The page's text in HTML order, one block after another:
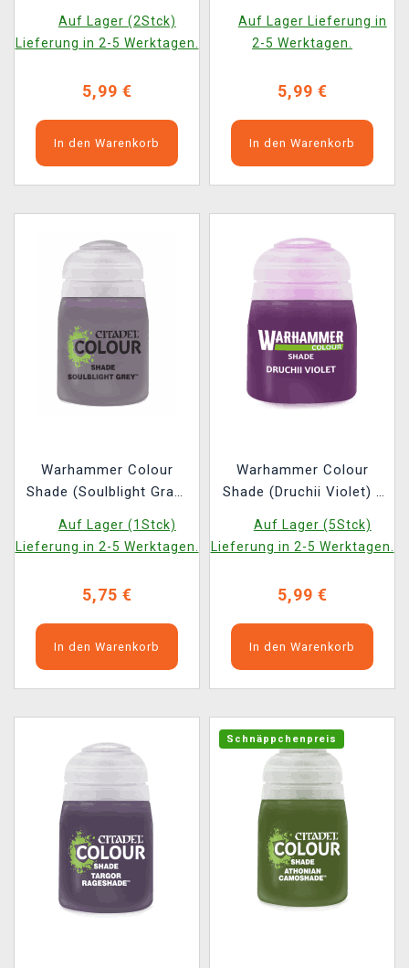
Braun 2022
Auf Lager (2Stck)
Lieferung in 2-5 Werktagen.
5,99 €
In den Warenkorb
Tonfarbe, Grün 2022
Auf Lager Lieferung in
2-5 Werktagen.
5,99 €
In den Warenkorb
Warhammer Colour
Shade (Soulblight Grau)
Auf Lager (1Stck)
Lieferung in 2-5 Werktagen.
5,75 €
In den Warenkorb
Warhammer Colour
Shade (Druchii Violet) -
Auf Lager (5Stck)
Lieferung in 2-5 Werktagen.
5,99 €
In den Warenkorb
Schnäppchenpreis